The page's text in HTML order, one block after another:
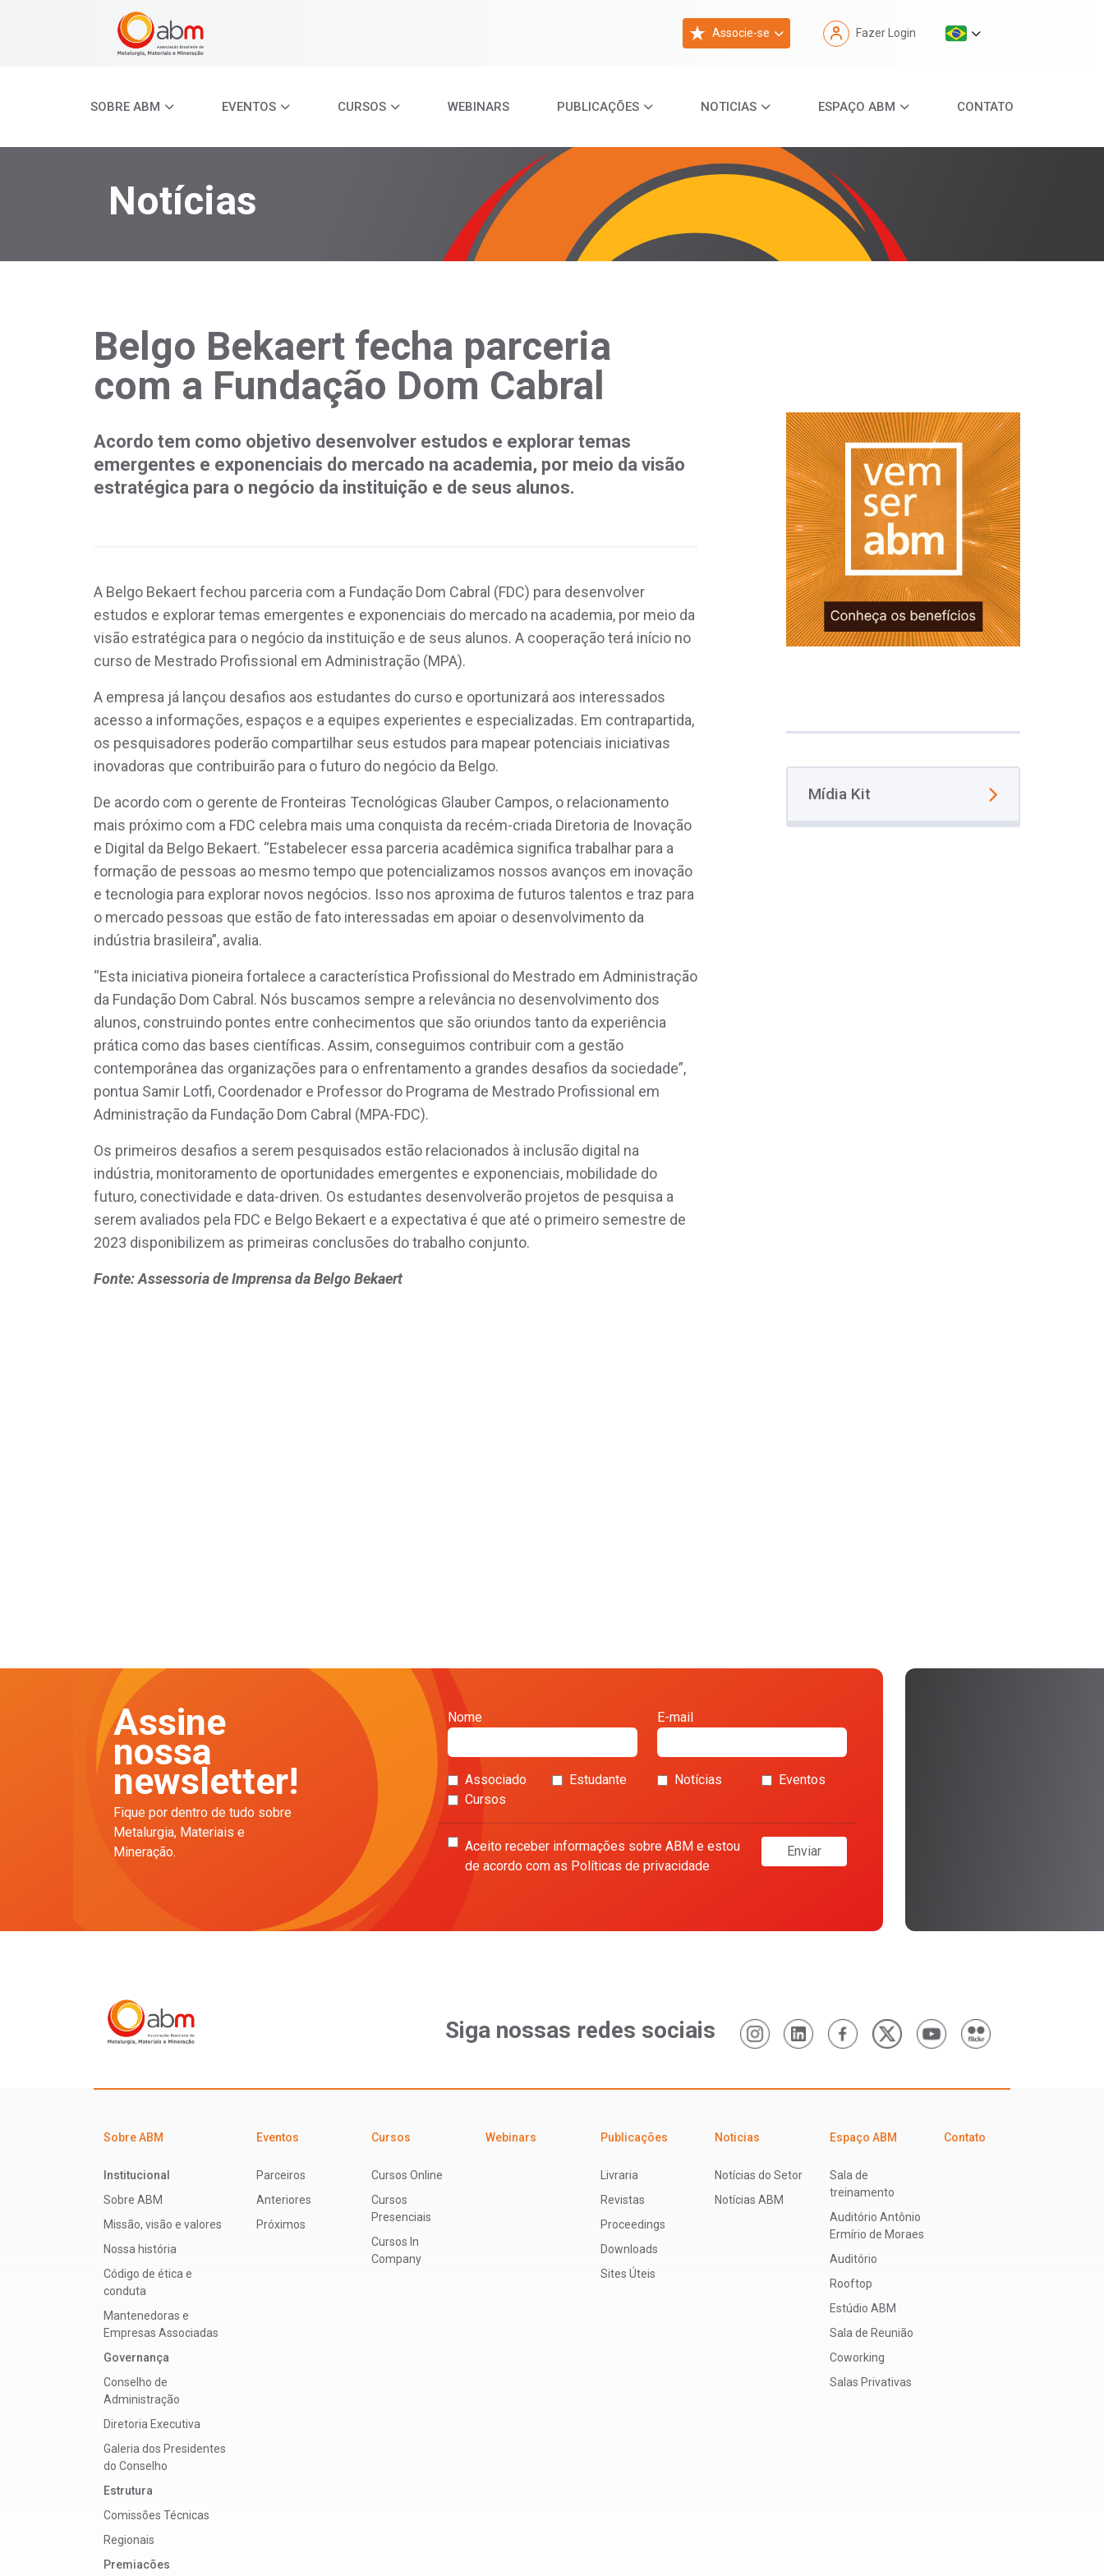
Associe-se Fazer Login
SOBRE ABM EVENTOS CURSOS WEBINARS PUBLICAÇÕES NOTICIAS ESPAÇO ABM CONTATO
Notícias
Belgo Bekaert fecha parceria
com a Fundação Dom Cabral
Acordo tem como objetivo desenvolver estudos e explorar temas
emergentes e exponenciais do mercado na academia, por meio da visão
estratégica para o negócio da instituição e de seus alunos.
A Belgo Bekaert fechou parceria com a Fundação Dom Cabral (FDC) para desenvolver
estudos e explorar temas emergentes e exponenciais do mercado na academia, por meio da
visão estratégica para o negócio da instituição e de seus alunos. A cooperação terá início no
curso de Mestrado Profissional em Administração (MPA).
A empresa já lançou desafios aos estudantes do curso e oportunizará aos interessados
acesso a informações, espaços e a equipes experientes e especializadas. Em contrapartida,
os pesquisadores poderão compartilhar seus estudos para mapear potenciais iniciativas
inovadoras que contribuirão para o futuro do negócio da Belgo.
De acordo com o gerente de Fronteiras Tecnológicas Glauber Campos, o relacionamento
mais próximo com a FDC celebra mais uma conquista da recém-criada Diretoria de Inovação
e Digital da Belgo Bekaert. “Estabelecer essa parceria acadêmica significa trabalhar para a
formação de pessoas ao mesmo tempo que potencializamos nossos avanços em inovação
e tecnologia para explorar novos negócios. Isso nos aproxima de futuros talentos e traz para
o mercado pessoas que estão de fato interessadas em apoiar o desenvolvimento da
indústria brasileira”, avalia.
“Esta iniciativa pioneira fortalece a característica Profissional do Mestrado em Administração
da Fundação Dom Cabral. Nós buscamos sempre a relevância no desenvolvimento dos
alunos, construindo pontes entre conhecimentos que são oriundos tanto da experiência
prática como das bases científicas. Assim, conseguimos contribuir com a gestão
contemporânea das organizações para o enfrentamento a grandes desafios da sociedade”,
pontua Samir Lotfi, Coordenador e Professor do Programa de Mestrado Profissional em
Administração da Fundação Dom Cabral (MPA-FDC).
Os primeiros desafios a serem pesquisados estão relacionados à inclusão digital na
indústria, monitoramento de oportunidades emergentes e exponenciais, mobilidade do
futuro, conectividade e data-driven. Os estudantes desenvolverão projetos de pesquisa a
serem avaliados pela FDC e Belgo Bekaert e a expectativa é que até o primeiro semestre de
2023 disponibilizem as primeiras conclusões do trabalho conjunto.
Fonte: Assessoria de Imprensa da Belgo Bekaert
Mídia Kit
Assine
nossa
newsletter!
Fique por dentro de tudo sobre
Metalurgia, Materiais e
Mineração.
Nome E-mail
Associado Estudante Notícias
Eventos
Cursos
Aceito receber informações sobre ABM e estou
de acordo com as Políticas de privacidade
Enviar
Siga nossas redes sociais
Sobre ABM
Institucional
Sobre ABM
Missão, visão e valores
Nossa história
Código de ética e
conduta
Mantenedoras e
Empresas Associadas
Governança
Conselho de
Administração
Diretoria Executiva
Galeria dos Presidentes
do Conselho
Estrutura
Comissões Técnicas
Regionais
Premiacões
Eventos
Parceiros
Anteriores
Próximos
Cursos
Cursos Online
Cursos
Presenciais
Cursos In
Company
Webinars Publicações
Livraria
Revistas
Proceedings
Downloads
Sites Úteis
Noticias
Notícias do Setor
Notícias ABM
Espaço ABM
Sala de
treinamento
Auditório Antônio
Ermírio de Moraes
Auditório
Rooftop
Estúdio ABM
Sala de Reunião
Coworking
Salas Privativas
Contato